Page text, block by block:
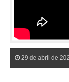
29 de abril de